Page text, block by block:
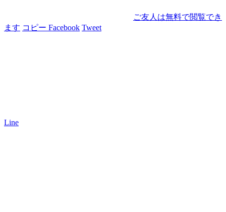
ご友人は無料で閲覧でき
ます コピー Facebook Tweet
Line